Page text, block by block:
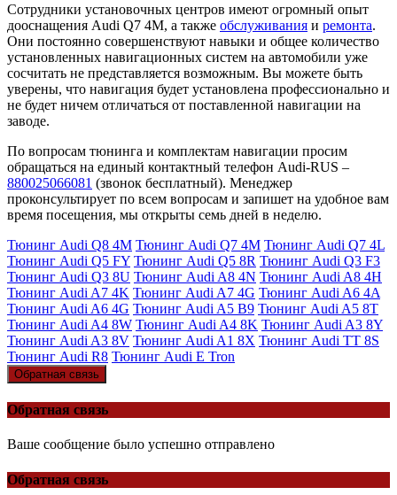
Сотрудники установочных центров имеют огромный опыт
дооснащения Audi Q7 4M, а также обслуживания и ремонта.
Они постоянно совершенствуют навыки и общее количество
установленных навигационных систем на автомобили уже
сосчитать не представляется возможным. Вы можете быть
уверены, что навигация будет установлена профессионально и
не будет ничем отличаться от поставленной навигации на
заводе.
По вопросам тюнинга и комплектам навигации просим
обращаться на единый контактный телефон Audi-RUS –
880025066081 (звонок бесплатный). Менеджер
проконсультирует по всем вопросам и запишет на удобное вам
время посещения, мы открыты семь дней в неделю.
Тюнинг Audi Q8 4M Тюнинг Audi Q7 4M Тюнинг Audi Q7 4L
Тюнинг Audi Q5 FY Тюнинг Audi Q5 8R Тюнинг Audi Q3 F3
Тюнинг Audi Q3 8U Тюнинг Audi A8 4N Тюнинг Audi A8 4H
Тюнинг Audi A7 4K Тюнинг Audi A7 4G Тюнинг Audi A6 4A
Тюнинг Audi A6 4G Тюнинг Audi A5 B9 Тюнинг Audi A5 8T
Тюнинг Audi A4 8W Тюнинг Audi A4 8K Тюнинг Audi A3 8Y
Тюнинг Audi A3 8V Тюнинг Audi A1 8X Тюнинг Audi TT 8S
Тюнинг Audi R8 Тюнинг Audi E Tron
Обратная связь
Обратная связь
Ваше сообщение было успешно отправлено
Обратная связь